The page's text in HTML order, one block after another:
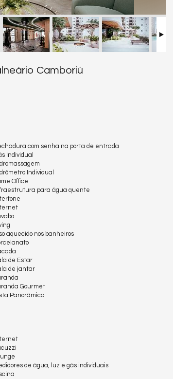
Camboriú
com senha na porta de entrada
Individual
Individual
Office
para água quente
aquecido nos banheiros
de Estar
de jantar
Gourmet
Panorâmica
de água, luz e gás individuais